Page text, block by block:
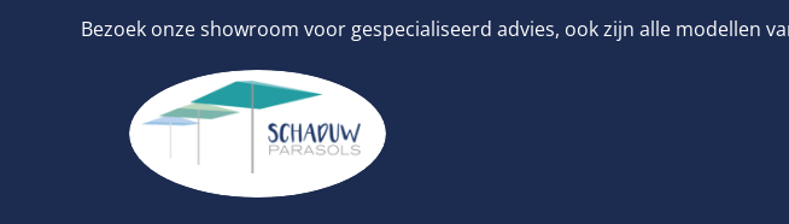
Bezoek onze showroom voor gespecialiseerd advies, ook zijn alle modellen